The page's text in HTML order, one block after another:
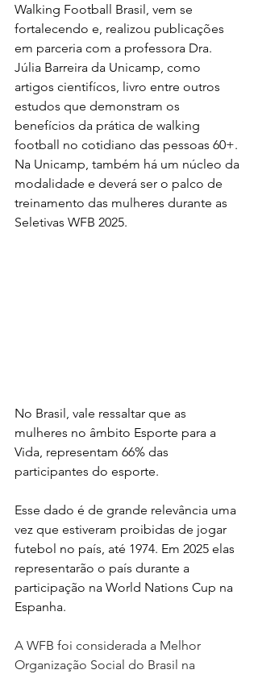
Walking Football Brasil, vem se
fortalecendo e, realizou publicações
em parceria com a professora Dra.
Júlia Barreira da Unicamp, como
artigos cientifícos, livro entre outros
estudos que demonstram os
benefícios da prática de walking
football no cotidiano das pessoas 60+.
Na Unicamp, também há um núcleo da
modalidade e deverá ser o palco de
treinamento das mulheres durante as
Seletivas WFB 2025.
No Brasil, vale ressaltar que as
mulheres no âmbito Esporte para a
Vida, representam 66% das
participantes do esporte.
Esse dado é de grande relevância uma
vez que estiveram proibidas de jogar
futebol no país, até 1974. Em 2025 elas
representarão o país durante a
participação na World Nations Cup na
Espanha.
A WFB foi considerada a Melhor
Organização Social do Brasil na